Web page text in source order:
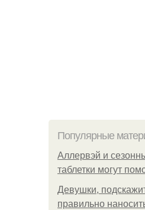
Популярные
Аллервэй и
таблетки могут
Девушки,
правильно